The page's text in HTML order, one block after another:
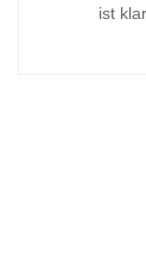
ist